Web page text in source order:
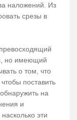
наложений. Из
срезы в
но имеющий
о том, что
поставить
на
и
эти